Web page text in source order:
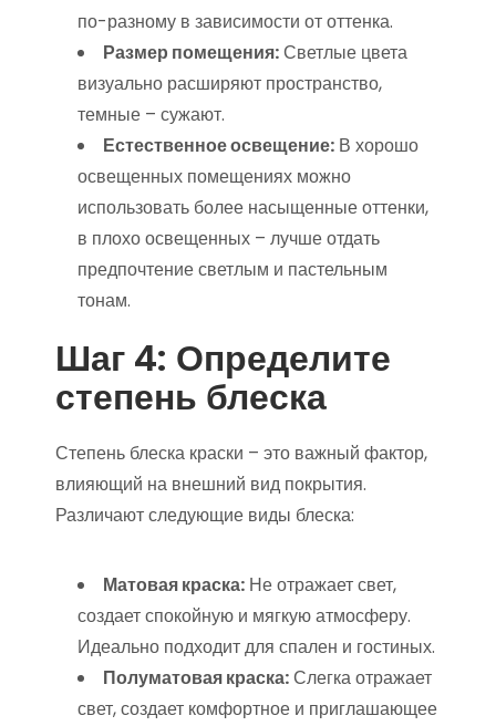
по-разному в зависимости от оттенка.
Размер помещения:Светлые цвета
визуально расширяют пространство,
темные – сужают.
Естественное освещение: В хорошо
освещенных помещениях можно
использовать более насыщенные оттенки,
в плохо освещенных – лучше отдать
предпочтение светлым и пастельным
тонам.
Шаг 4: Определите
степень блеска
Степень блеска краски – это важный фактор,
влияющий на внешний вид покрытия.
Различают следующие виды блеска:
Матовая краска: Не отражает свет,
создает спокойную и мягкую атмосферу.
Идеально подходит для спален и гостиных.
Полуматовая краска:Слегка отражает
свет, создает комфортное и приглашающее